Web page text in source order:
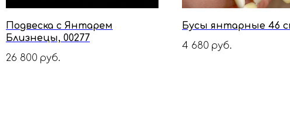
Подвеска с Янтарем
Близнецы, 00277
26 800 руб.
Бусы янтарные 46
4 680 руб.